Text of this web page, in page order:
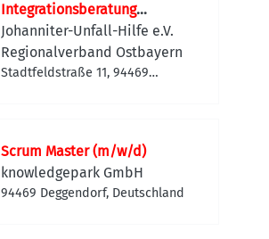
Integrationsberatung
Deggendorf
Johanniter-Unfall-Hilfe e.V.
Regionalverband Ostbayern
Stadtfeldstraße 11, 94469
Scrum Master (m/w/d)
knowledgepark GmbH
94469 Deggendorf, Deutschland